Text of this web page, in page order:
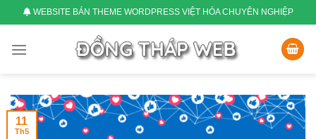
to
content
WEBSITE BÁN THEME WORDPRESS VIỆT HÓA CHUYÊN NGHIỆP
11
Th5